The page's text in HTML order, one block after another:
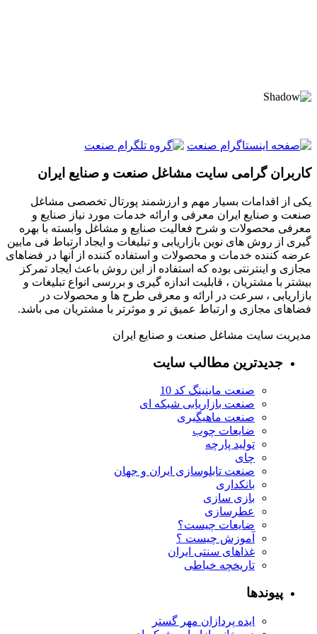
کاربران گرامی سایت مشاغل صنعت و صنایع ایران
یکی از اقدامات بسیار مهم و ارزشمند پورتال تخصصی مشاغل
صنعت و صنایع ایران معرفی و ارائه خدمات مورد نیاز صنایع و
معرفی محصولات و شرح فعالیت صنایع و مشاغل وابسته با بهره
گیری از روش های نوین بازاریابی و تبلیغات و ایجاد ارتباط فی مابین
عرضه کننده خدمات و محصولات و استفاده کننده از آنها در فضاهای
مجازی و اینترنتی بوده که استفاده از این روش باعث ایجاد تمرکز
بیشتر با مشتریان ، قابلیت اندازه گیری و بررسی انواع تبلیغات و
بازاریابی ، سرعت در ارائه و معرفی طرح ها و محصولات در
فضاهای مجازی و ارتباط عمیق تر و موثرتر با مشتریان می باشد.
مدیریت سایت مشاغل صنعت و صنایع ایران
جدیدترین مطالب سایت
صنعت ماینینگ کد 10
صنعت بازاریابی شبکه ای
صنعت ماهیگیری
ضایعات چوب
تولید پارچه
چای
صنعت تابلوسازی ایران و جهان
بانکداری
بازی سازی
عطرسازی
ضایعات چیست؟
آموزش چیست ؟
غذاهای سنتی ایران
تاریخچه خیاطی
پیوندها
ایده پردازان مهر گستر